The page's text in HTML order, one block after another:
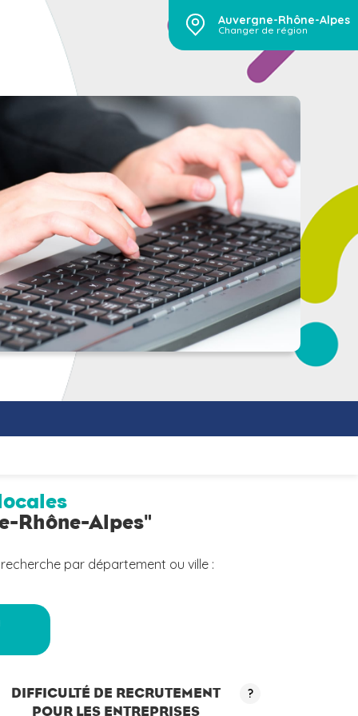
Auvergne-Rhône-Alpes
Changer de région
Rhône-Alpes"
par département ou ville :
DIFFICULTÉ DE RECRUTEMENT
POUR LES ENTREPRISES
?